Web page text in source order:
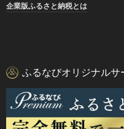
企業版ふるさと納税とは
ふるなびオリジナルサ